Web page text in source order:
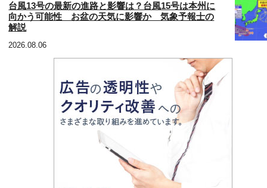
台風13号の最新の進路と影響は？台風15号は本州に
向かう可能性 お盆の天気に影響か 気象予報士の
解説
2026.08.06